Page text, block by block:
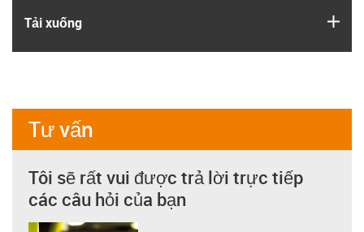
Tải xuống
Tư vấn
Tôi sẽ rất vui được trả lời trực tiếp
các câu hỏi của bạn